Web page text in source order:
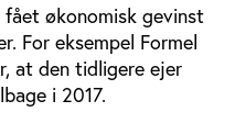
økonomisk gevinst
For eksempel Formel
at den tidligere ejer
i 2017.